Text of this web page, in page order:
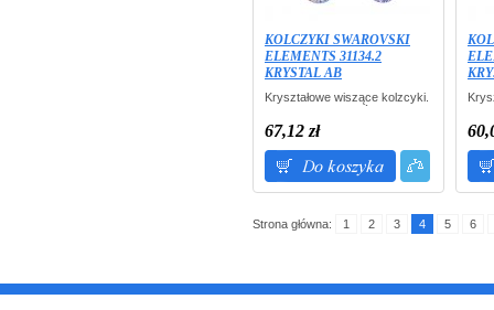
KOLCZYKI SWAROVSKI
ELEMENTS 31134.2
KRYSTAL AB
Kryształowe wiszące kolzcyki.
Opakowanie: przeźroczyste
pudełko W PREZENCIE.
67,12 zł
Strona główna: 1 2 3 4 5 6